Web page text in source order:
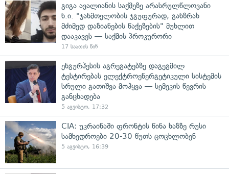
გიგა ავალიანის საქმეზე არასრულწლოვანი
ნ.ი. "ჯანმთელობის ჯგუფურად, განზრახ
მძიმედ დაზიანების წაქეზების" მუხლით
დააკავეს — საქმის პროკურორი
17 საათის წინ
ენგურჰესის აგრეგატებზე დაგეგმილ
ტესტირებას ელექტროენერგეტიკული სისტემის
სრული გათიშვა მოჰყვა — სემეკის წევრის
განცხადება
5 აგვისტო, 17:32
CIA: უკრაინაში ფრონტის წინა ხაზზე რუსი
სამხედროები 20-30 წუთს ცოცხლობენ
5 აგვისტო, 16:39